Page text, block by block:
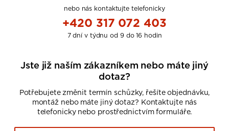
nebo nás kontaktujte telefonicky
+420 317 072 403
7 dní v týdnu od 9 do 16 hodin
Jste již naším zákazníkem nebo máte jiný
dotaz?
Potřebujete změnit termín schůzky, řešíte objednávku,
montáž nebo máte jiný dotaz? Kontaktujte nás
telefonicky nebo prostřednictvím formuláře.